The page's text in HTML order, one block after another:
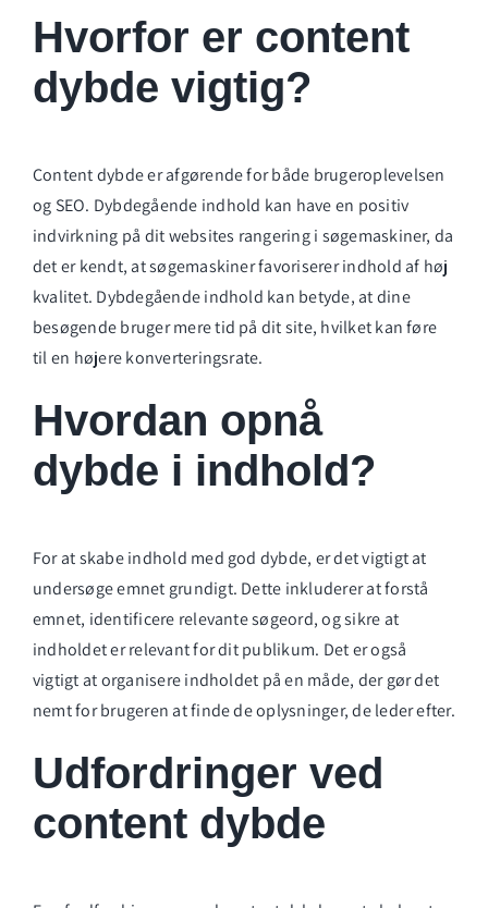
Hvorfor er content
dybde vigtig?
Content dybde er afgørende for både brugeroplevelsen
og SEO. Dybdegående indhold kan have en positiv
indvirkning på dit websites rangering i søgemaskiner, da
det er kendt, at søgemaskiner favoriserer indhold af høj
kvalitet. Dybdegående indhold kan betyde, at dine
besøgende bruger mere tid på dit site, hvilket kan føre
til en højere konverteringsrate.
Hvordan opnå
dybde i indhold?
For at skabe indhold med god dybde, er det vigtigt at
undersøge emnet grundigt. Dette inkluderer at forstå
emnet, identificere relevante søgeord, og sikre at
indholdet er relevant for dit publikum. Det er også
vigtigt at organisere indholdet på en måde, der gør det
nemt for brugeren at finde de oplysninger, de leder efter.
Udfordringer ved
content dybde